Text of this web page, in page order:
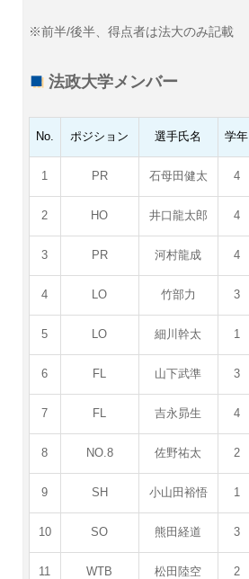
※前半/後半、得点者は法大のみ記載
法政大学メンバー
No. ポジション 選手氏名 学年
1 PR 石母田健太 4
2 HO 井口龍太郎 4
3 PR 河村龍成 4
4 LO 竹部力 3
5 LO 細川幹太 1
6 FL 山下武準 3
7 FL 吉永昴生 4
8 NO.8 佐野祐太 2
9 SH 小山田裕悟 1
10 SO 熊田経道 3
11 WTB 松田陸空 2